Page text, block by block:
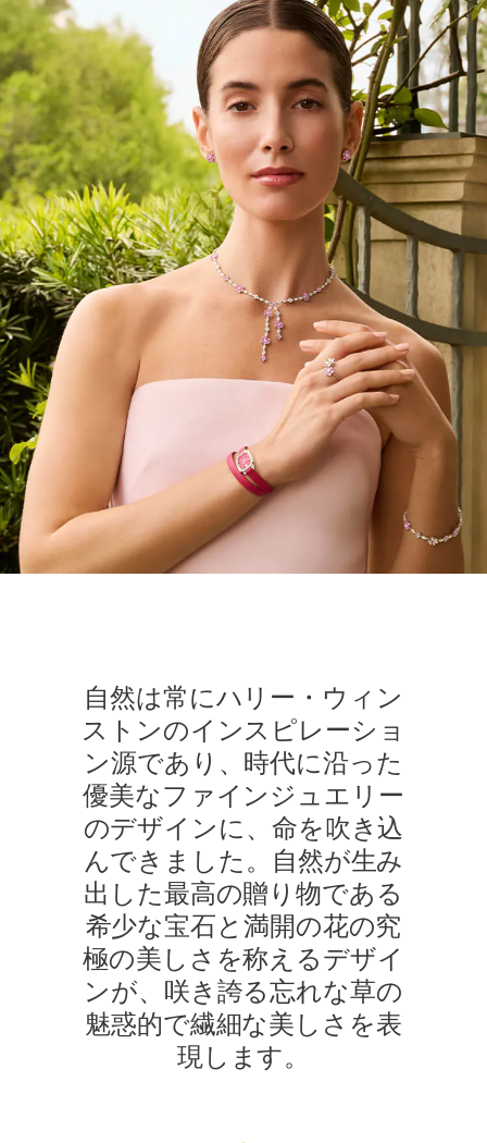
トーンは、ひとつひとつが唯一無二
の個性を有する天然の素材であるた
め、同製品間においてカラットおよ
び石数、クオリティ等が僅かに異な
る場合があります。ご不明な点は、
クライアントインフォメーションま
でお問合せ下さい。
自然は常にハリー・ウィン
ストンのインスピレーショ
ン源であり、時代に沿った
優美なファインジュエリー
のデザインに、命を吹き込
んできました。自然が生み
出した最高の贈り物である
希少な宝石と満開の花の究
極の美しさを称えるデザイ
ンが、咲き誇る忘れな草の
魅惑的で繊細な美しさを表
現します。